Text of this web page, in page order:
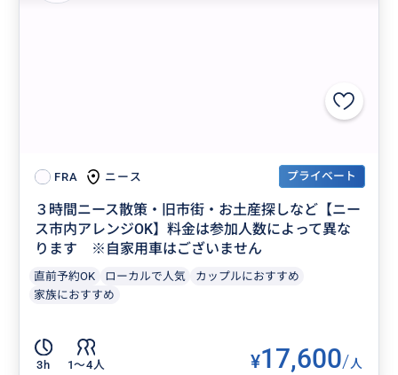
FRA ニース プライベート
３時間ニース散策・旧市街・お土産探しなど【ニー
ス市内アレンジOK】料金は参加人数によって異な
ります ※自家用車はございません
直前予約OK ローカルで人気
カップルにおすすめ
家族におすすめ
3h 1〜4人 ¥17,600/人